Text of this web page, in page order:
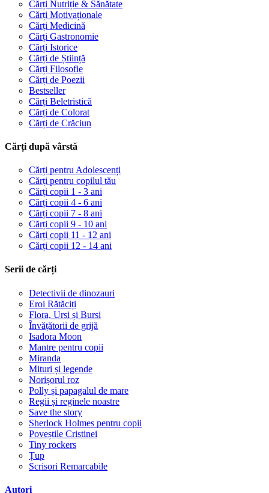
Cărți Nutriție & Sănătate
Cărți Motivaționale
Cărți Medicină
Cărți Gastronomie
Cărți Istorice
Cărți de Știință
Cărți Filosofie
Cărți de Poezii
Bestseller
Cărți Beletristică
Cărți de Colorat
Cărți de Crăciun
Cărți după vârstă
Cărți pentru Adolescenți
Cărți pentru copilul tău
Cărți copii 1 - 3 ani
Cărți copii 4 - 6 ani
Cărți copii 7 - 8 ani
Cărți copii 9 - 10 ani
Cărți copii 11 - 12 ani
Cărți copii 12 - 14 ani
Serii de cărți
Detectivii de dinozauri
Eroi Rătăciți
Flora, Ursi și Bursi
Învățătorii de grijă
Isadora Moon
Mantre pentru copii
Miranda
Mituri și legende
Norișorul roz
Polly și papagalul de mare
Regii și reginele noastre
Save the story
Sherlock Holmes pentru copii
Poveștile Cristinei
Tiny rockers
Țup
Scrisori Remarcabile
Autori